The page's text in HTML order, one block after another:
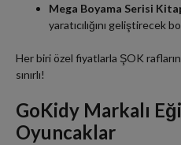
Mega Boyama Serisi
yaratıcılığını geliştirecek
Her biri özel fiyatlarla ŞOK
sınırlı!
GoKidy Markalı
Oyuncaklar